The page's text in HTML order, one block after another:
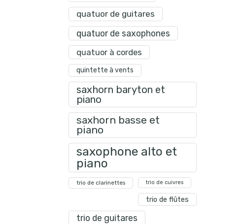
quatuor de guitares
quatuor de saxophones
quatuor à cordes
quintette à vents
saxhorn baryton et
piano
saxhorn basse et
piano
saxophone alto et
piano
trio de clarinettes trio de cuivres
trio de flûtes
trio de guitares